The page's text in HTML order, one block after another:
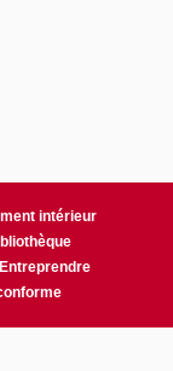
intérieur